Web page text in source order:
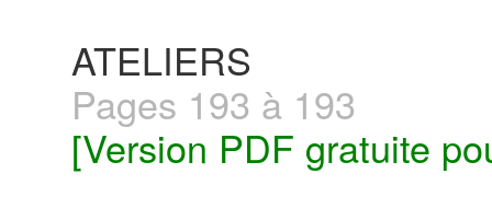
ATELIERS
Pages 193 à 193
[Version PDF gratuite